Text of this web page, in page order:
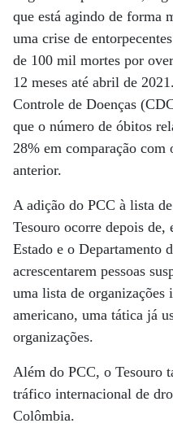
que está agindo de forma
uma crise de
de 100 mil mortes por
12 meses até abril de
Controle de Doenças
que o número de óbitos
28% em comparação com
anterior.
A adição do PCC à lista
Tesouro ocorre depois de,
Estado e o Departamento
acrescentarem pessoas
uma lista de
americano, uma tática já
organizações.
Além do PCC, o Tesouro
tráfico internacional de
Colômbia.